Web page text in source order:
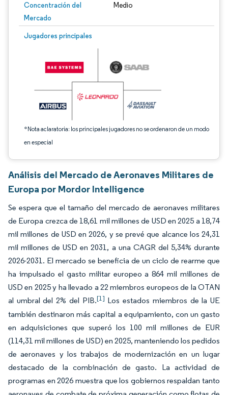
Concentración del
Mercado
Medio
Jugadores principales
*Nota aclaratoria: los principales jugadores no se ordenaron de un modo
en especial
Imagen © Mordor Intelligence. El uso requiere atribución según CC BY 4.0.
Análisis del Mercado de Aeronaves Militares de
Europa por Mordor Intelligence
Se espera que el tamaño del mercado de aeronaves militares
de Europa crezca de 18,61 mil millones de USD en 2025 a 18,74
mil millones de USD en 2026, y se prevé que alcance los 24,31
mil millones de USD en 2031, a una CAGR del 5,34% durante
2026-2031. El mercado se beneficia de un ciclo de rearme que
ha impulsado el gasto militar europeo a 864 mil millones de
USD en 2025 y ha llevado a 22 miembros europeos de la OTAN
al umbral del 2% del PIB.[1] Los estados miembros de la UE
también destinaron más capital a equipamiento, con un gasto
en adquisiciones que superó los 100 mil millones de EUR
(114,31 mil millones de USD) en 2025, manteniendo los pedidos
de aeronaves y los trabajos de modernización en un lugar
destacado de la combinación de gasto. La actividad de
programas en 2026 muestra que los gobiernos respaldan tanto